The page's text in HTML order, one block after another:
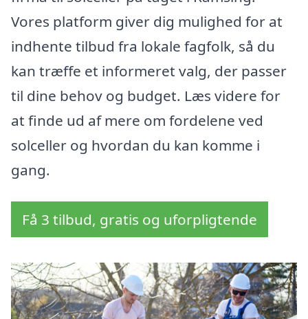
Vores platform giver dig mulighed for at
indhente tilbud fra lokale fagfolk, så du
kan træffe et informeret valg, der passer
til dine behov og budget. Læs videre for
at finde ud af mere om fordelene ved
solceller og hvordan du kan komme i
gang.
Få 3 tilbud, gratis og uforpligtende